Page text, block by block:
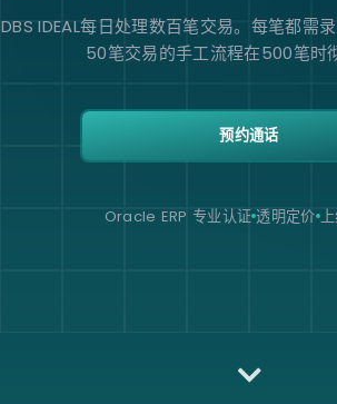
DBS IDEAL每日处理数百笔交易。每笔都
50笔交易的手工流程在500笔时
预约通话
Oracle ERP 专业认证 透明定价